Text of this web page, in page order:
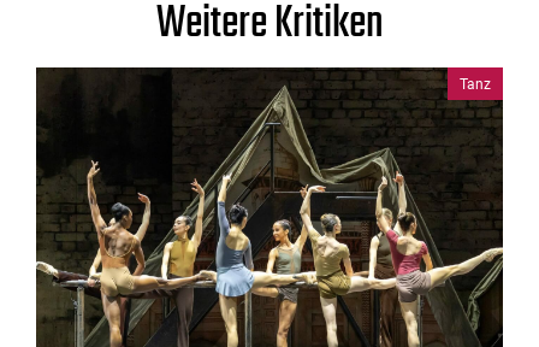
Weitere Kritiken
Tanz